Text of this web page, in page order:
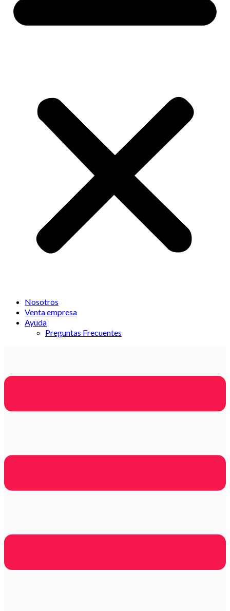
Nosotros
Venta empresa
Ayuda
Preguntas Frecuentes